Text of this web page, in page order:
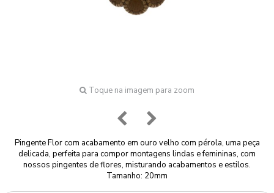
Toque na imagem para zoom
Pingente Flor com acabamento em ouro velho com pérola, uma peça
delicada, perfeita para compor montagens lindas e femininas, com
nossos pingentes de flores, misturando acabamentos e estilos.
Tamanho: 20mm